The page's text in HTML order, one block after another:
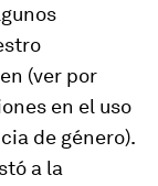
(ver por
en el uso
de género).
a la